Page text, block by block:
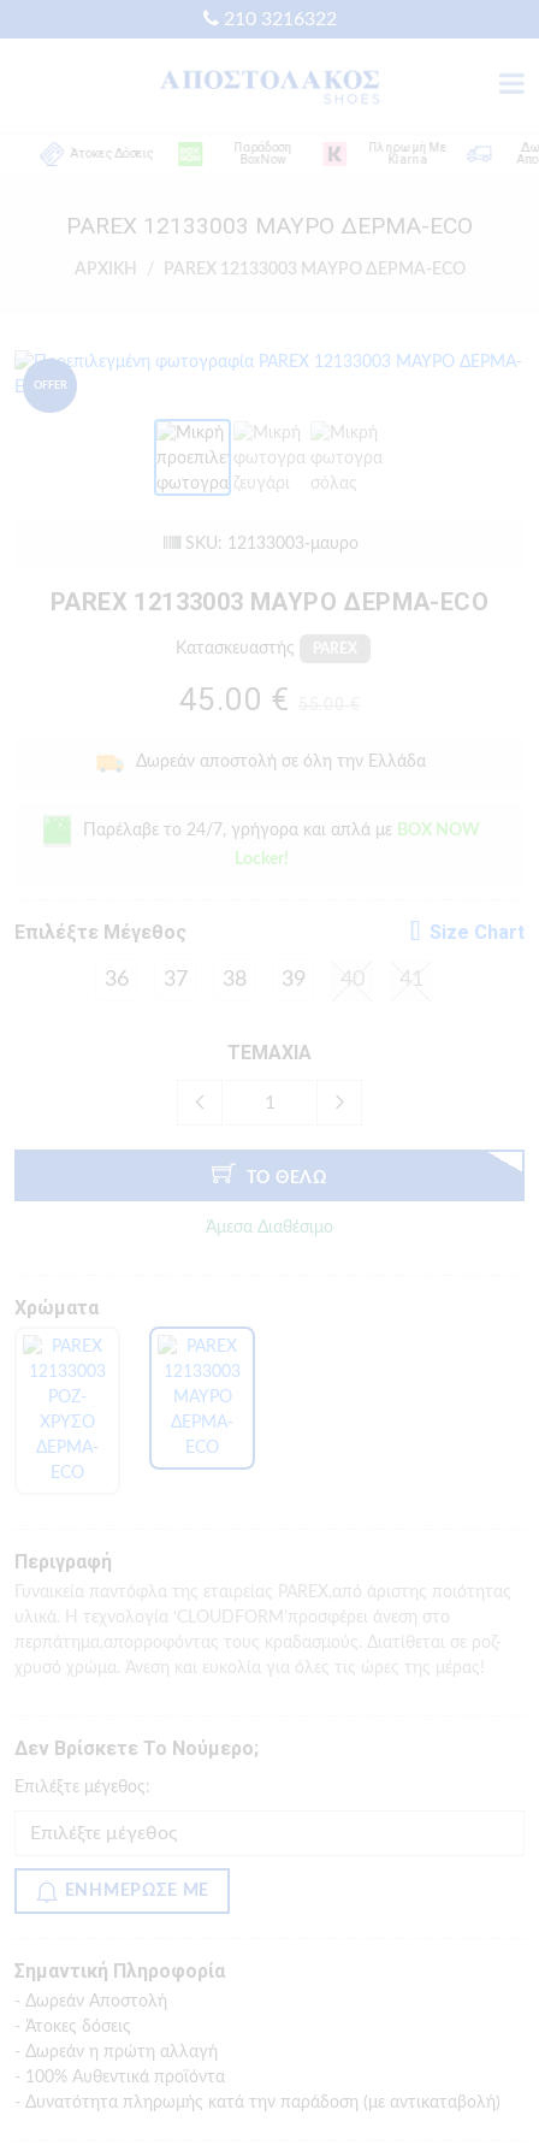
210 3216322
Άτοκες Δόσεις
Παράδοση
BoxNow
Πληρωμή Με
Klarna
PAREX 12133003 ΜΑΥΡΟ ΔΕΡΜΑ-ECO
ΑΡΧΙΚΗ PAREX 12133003 ΜΑΥΡΟ ΔΕΡΜΑ-ECO
OFFER
SKU: 12133003-μαυρο
PAREX 12133003 ΜΑΥΡΟ ΔΕΡΜΑ-ECO
Κατασκευαστής
45.00 €
Δωρεάν αποστολή σε όλη την Ελλάδα
Παρέλαβε το 24/7, γρήγορα και απλά με BOX NOW
Locker!
Eπιλέξτε Μέγεθος Size Chart
36 37 38 39 40 41
ΤΕΜΑΧΙΑ
ΤΟ ΘΕΛΩ
Άμεσα Διαθέσιμο
Χρώματα
Περιγραφή
Γυναικεία παντόφλα της εταιρείας PAREX,από άριστης ποιότητας
υλικά. Η τεχνολογία ‘CLOUDFORM’προσφέρει άνεση στο
περπάτημα,απορροφόντας τους κραδασμούς. Διατίθεται σε ροζ-
χρυσό χρώμα. Άνεση και ευκολία για όλες τις ώρες της μέρας!
Δεν Βρίσκετε Το Νούμερο;
Eπιλέξτε μέγεθος:
ΕΝΗΜΕΡΩΣΕ ΜΕ
Σημαντική Πληροφορία
- Δωρεάν Αποστολή
- Άτοκες δόσεις
- Δωρεάν η πρώτη αλλαγή
- 100% Αυθεντικά προϊόντα
- Δυνατότητα πληρωμής κατά την παράδοση (με αντικαταβολή)